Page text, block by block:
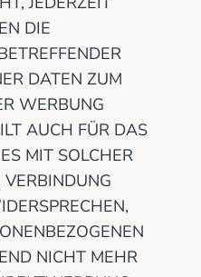
DIE
DATEN ZUM
WERBUNG
AUCH FÜR DAS
MIT SOLCHER
NICHT MEHR